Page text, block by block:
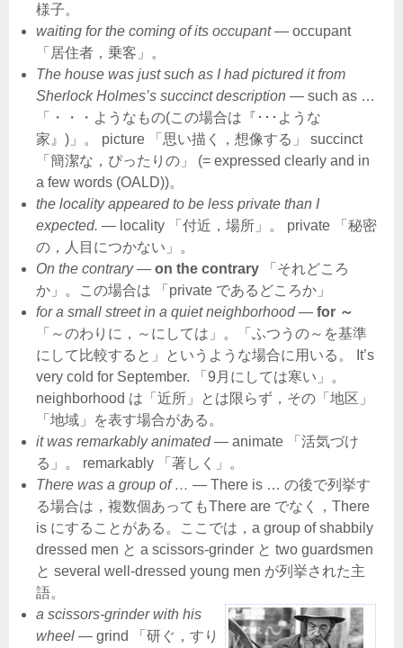
様子。
waiting for the coming of its occupant― occupant
「居住者，乗客」。
The house was just such as I had pictured it from
Sherlock Holmes’s succinct description ― such as …
「・・・ようなもの(この場合は『･･･ような
家』)」。 picture 「思い描く，想像する」 succinct
「簡潔な，ぴったりの」 (= expressed clearly and in
a few words (OALD))。
the locality appeared to be less private than I
expected. ― locality 「付近，場所」。 private 「秘密
の，人目につかない」。
On the contrary― on the contrary 「それどころ
か」。この場合は 「private であるどころか」
for a small street in a quiet neighborhood― for ～
「～のわりに，～にしては」。「ふつうの～を基準
にして比較すると」というような場合に用いる。 It’s
very cold for September. 「9月にしては寒い」。
neighborhood は「近所」とは限らず，その「地区」
「地域」を表す場合がある。
it was remarkably animated― animate 「活気づけ
る」。 remarkably 「著しく」。
There was a group of … ― There is … の後で列挙す
る場合は，複数個あってもThere are でなく，There
is にすることがある。ここでは，a group of shabbily
dressed men と a scissors-grinder と two guardsmen
と several well-dressed young men が列挙された主
語。
a scissors-grinder with his
wheel ― grind 「研ぐ，すり